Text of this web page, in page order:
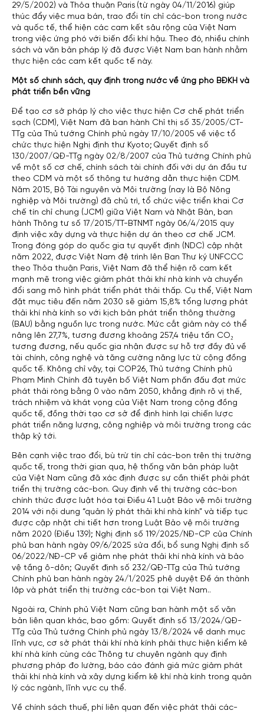
29/5/2002) và Thỏa thuận Paris (từ ngày 04/11/2016) giúp
thúc đẩy việc mua bán, trao đổi tín chỉ các-bon trong nước
và quốc tế, thể hiện các cam kết sâu rộng của Việt Nam
trong việc ứng phó với biến đổi khí hậu. Theo đó, nhiều chính
sách và văn bản pháp lý đã được Việt Nam ban hành nhằm
thực hiện các cam kết quốc tế này.
Một số chính sách, quy định trong nước về ứng phó BĐKH và
phát triển bền vững
Để tạo cơ sở pháp lý cho việc thực hiện Cơ chế phát triển
sạch (CDM), Việt Nam đã ban hành Chỉ thị số 35/2005/CT-
TTg của Thủ tướng Chính phủ ngày 17/10/2005 về việc tổ
chức thực hiện Nghị định thư Kyoto; Quyết định số
130/2007/QĐ-TTg ngày 02/8/2007 của Thủ tướng Chính phủ
về một số cơ chế, chính sách tài chính đối với dự án đầu tư
theo CDM và một số thông tư hướng dẫn thực hiện CDM.
Năm 2015, Bộ Tài nguyên và Môi trường (nay là Bộ Nông
nghiệp và Môi trường) đã chủ trì, tổ chức việc triển khai Cơ
chế tín chỉ chung (JCM) giữa Việt Nam và Nhật Bản, ban
hành Thông tư số 17/2015/TT-BTNMT ngày 06/4/2015 quy
định việc xây dựng và thực hiện dự án theo cơ chế JCM.
Trong đóng góp do quốc gia tự quyết định (NDC) cập nhật
năm 2022, được Việt Nam đệ trình lên Ban Thư ký UNFCCC
theo Thỏa thuận Paris, Việt Nam đã thể hiện rõ cam kết
mạnh mẽ trong việc giảm phát thải khí nhà kính và chuyển
đổi sang mô hình phát triển phát thải thấp. Cụ thể, Việt Nam
đặt mục tiêu đến năm 2030 sẽ giảm 15,8% tổng lượng phát
thải khí nhà kính so với kịch bản phát triển thông thường
(BAU) bằng nguồn lực trong nước. Mức cắt giảm này có thể
nâng lên 27,7%, tương đương khoảng 257,4 triệu tấn CO₂
tương đương, nếu quốc gia nhận được sự hỗ trợ đầy đủ về
tài chính, công nghệ và tăng cường năng lực từ cộng đồng
quốc tế. Không chỉ vậy, tại COP26, Thủ tướng Chính phủ
Phạm Minh Chính đã tuyên bố Việt Nam phấn đấu đạt mức
phát thải ròng bằng 0 vào năm 2050, khẳng định rõ vị thế,
trách nhiệm và khát vọng của Việt Nam trong cộng đồng
quốc tế, đồng thời tạo cơ sở để định hình lại chiến lược
phát triển năng lượng, công nghiệp và môi trường trong các
thập kỷ tới.
Bên cạnh việc trao đổi, bù trừ tín chỉ các-bon trên thị trường
quốc tế, trong thời gian qua, hệ thống văn bản pháp luật
của Việt Nam cũng đã xác định được sự cần thiết phải phát
triển thị trường các-bon. Quy định về thị trường các-bon
chính thức được luật hóa tại Điều 41 Luật Bảo vệ môi trường
2014 với nội dung “quản lý phát thải khí nhà kính” và tiếp tục
được cập nhật chi tiết hơn trong Luật Bảo vệ môi trường
năm 2020 (Điều 139); Nghị định số 119/2025/NĐ-CP của Chính
phủ ban hành ngày 09/6/2025 sửa đổi, bổ sung Nghị định số
06/2022/NĐ-CP về giảm nhẹ phát thải khí nhà kính và bảo
vệ tầng ô-dôn; Quyết định số 232/QĐ-TTg của Thủ tướng
Chính phủ ban hành ngày 24/1/2025 phê duyệt Đề án thành
lập và phát triển thị trường các-bon tại Việt Nam..
Ngoài ra, Chính phủ Việt Nam cũng ban hành một số văn
bản liên quan khác, bao gồm: Quyết định số 13/2024/QĐ-
TTg của Thủ tướng Chính phủ ngày 13/8/2024 về danh mục
lĩnh vực, cơ sở phát thải khí nhà kính phải thực hiện kiểm kê
khí nhà kính cùng các Thông tư chuyên ngành quy định
phương pháp đo lường, báo cáo đánh giá mức giảm phát
thải khí nhà kính và xây dựng kiểm kê khí nhà kính trong quản
lý các ngành, lĩnh vực cụ thể.
Về chính sách thuế, phí liên quan đến việc phát thải các-